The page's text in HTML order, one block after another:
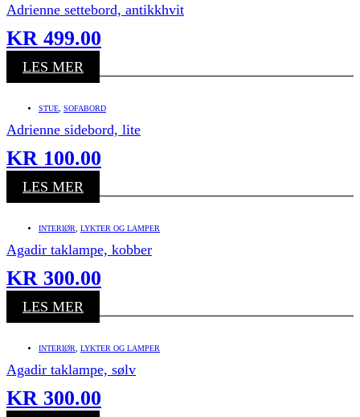
Adrienne settebord, antikkhvit
KR 499.00
LES MER
STUE SOFABORD
Adrienne sidebord, lite
KR 100.00
LES MER
INTERIØR LYKTER OG LAMPER
Agadir taklampe, kobber
KR 300.00
LES MER
INTERIØR LYKTER OG LAMPER
Agadir taklampe, sølv
KR 300.00